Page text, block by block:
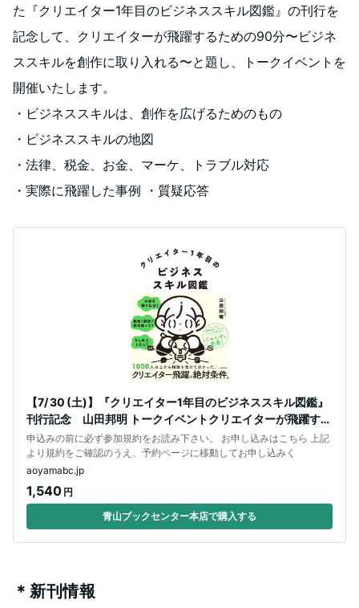
た『クリエイター1年目のビジネススキル図鑑』の刊行を
記念して、クリエイターが飛躍するための90分〜ビジネ
ススキルを創作に取り入れる〜と題し、トークイベントを
開催いたします。
・ビジネススキルは、創作を広げるためのもの
・ビジネススキルの地図
・法律、税金、お金、マーケ、トラブル対応
・実際に飛躍した事例 ・質疑応答
【7/ 30 (土)】『クリエイター1年目のビジネススキル図鑑』
刊行記念 山田邦明 トークイベントクリエイターが飛躍する
ための90分〜ビジネ
申込みの前に必ず参加規約をお読み下さい。 お申し込みはこちら 上記
より規約をご確認のうえ、予約ページに移動してお申し込みく
aoyamabc.jp
1,540 円
青山ブックセンター本店で購入する
＊新刊情報